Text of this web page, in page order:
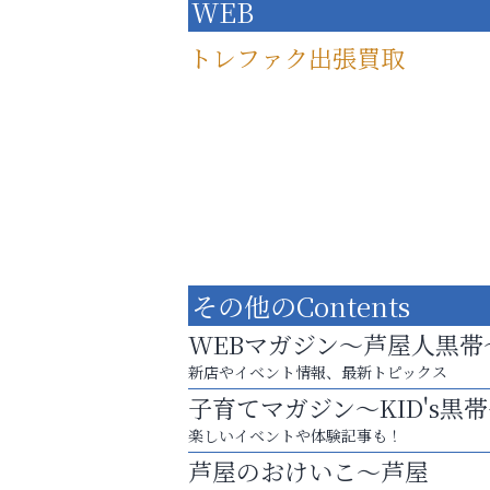
WEB
トレファク出張買取
査定のプロが心を込めて出張査定
ご不要品の売却はトレファク出張買取へ
南芦屋浜皮膚科クリニック
その他のContents
WEBマガジン～芦屋人黒帯
新店やイベント情報、最新トピックス
子育てマガジン～KID's黒
楽しいイベントや体験記事も！
芦屋のおけいこ～芦屋